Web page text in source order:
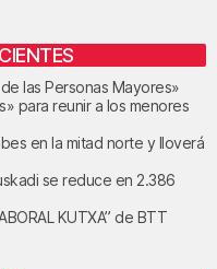
las Personas Mayores»
para reunir a los menores
en la mitad norte y lloverá
se reduce en 2.386
KUTXA” de BTT